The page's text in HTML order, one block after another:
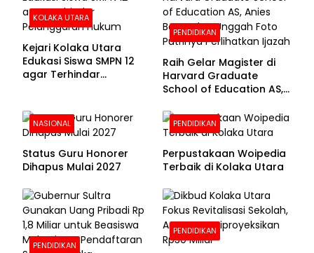
KOLAKA UTARA
Kejari Kolaka Utara
Edukasi Siswa SMPN 12
agar Terhindar
PENDIDIKAN
Raih Gelar Magister di
Harvard Graduate
School of Education AS,
Foto Putrinya Perlihatkan
Ijazah
NASIONAL
Status Guru Honorer
Dihapus Mulai 2027
PENDIDIKAN
Perpustakaan Woipedia
Terbaik di Kolaka Utara
PENDIDIKAN
PENDIDIKAN